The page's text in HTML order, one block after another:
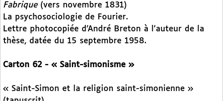
Fabrique (vers novembre 1831)
La psychosociologie de Fourier.
Lettre photocopiée d’André Breton à l’auteur de la
thèse, datée du 15 septembre 1958.
Carton 62 - « Saint-simonisme »
« Saint-Simon et la religion saint-simonienne »